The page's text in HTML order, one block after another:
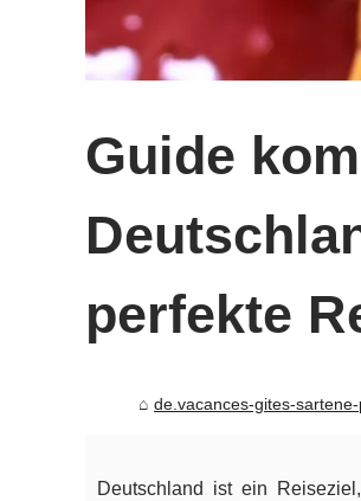
Guide
perfekte
de.vacances-gites-
Deutschland ist ein